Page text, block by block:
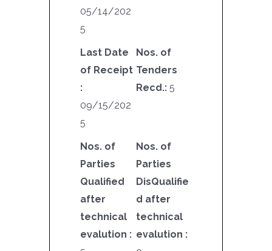
05/14/202
5
Last Date
of Receipt
:
09/15/202
5
Nos. of
Tenders
Recd.: 5
Nos. of
Parties
Qualified
after
technical
evalution :
Nos. of
Parties
DisQualifie
d after
technical
evalution :